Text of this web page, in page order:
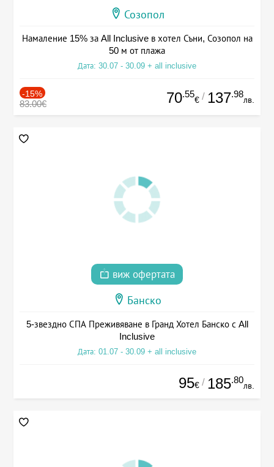
Созопол
Намаление 15% за All Inclusive в хотел Съни, Созопол на
50 м от плажа
Дата: 30.07 - 30.09 + all inclusive
-15%
83.00€ 70.55
€ / 137.98
лв.
виж офертата
Банско
5-звездно СПА Преживяване в Гранд Хотел Банско с All
Inclusive
Дата: 01.07 - 30.09 + all inclusive
95€ / 185.80
лв.